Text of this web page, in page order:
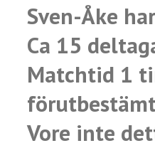
Sven-Åke
Ca 15
Matchtid 1
Vore inte